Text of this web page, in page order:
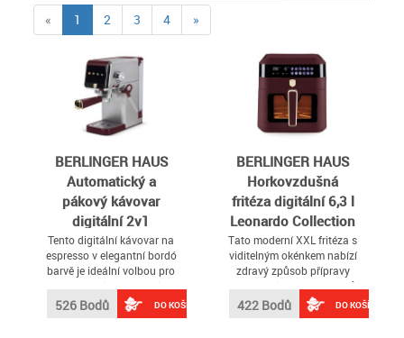
« 1 (current)
2 3 4 »
BERLINGER HAUS
Automatický a
pákový kávovar
digitální 2v1
Leonardo Collection
BH-9623
Tento digitální kávovar na
espresso v elegantní bordó
barvě je ideální volbou pro
každého milovníka kvalitní
kávy
526 Bodů DO KOŠÍKU
BERLINGER HAUS
Horkovzdušná
fritéza digitální 6,3 l
Leonardo Collection
BH-9687
Tato moderní XXL fritéza s
viditelným okénkem nabízí
zdravý způsob přípravy
vašich oblíbených pokrmů
– s až o 80 % méně tuku
422 Bodů DO KOŠÍKU